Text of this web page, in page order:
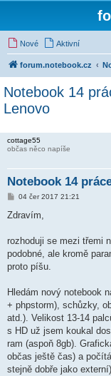
Nové Aktivní
forum.notebook.cz
Notebook 14
Lenovo
cottage55
občas něco napíše
Notebook 14
P
í
ě
e
k
04 čer 2017 21:21
Zdravím,
rozhoduji se mezi třemi
podobné, ale kromě
proto píšu.
Hledám nový notebook
+ phpstorm), schůzky,
atd.). Velikost 13-14
s HD už jsem koukal
ram (aspoň 8gb).
občas ještě čas) a
stejně dobře jako